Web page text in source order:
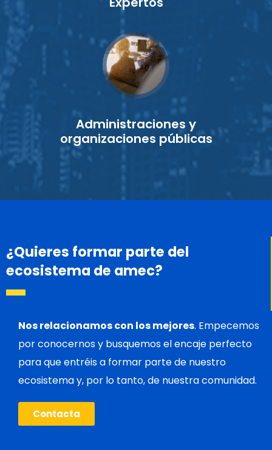
Administraciones y
organizaciones públicas
¿Quieres formar parte del
ecosistema de amec?
Nos relacionamos con los mejores. Empecemos
por conocernos y busquemos el encaje perfecto
para que entréis a formar parte de nuestro
ecosistema y, por lo tanto, de nuestra comunidad.
Contacta